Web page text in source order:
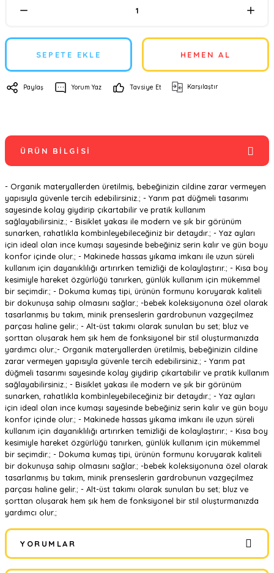
SEPETE EKLE HEMEN AL
Paylaş Yorum Yaz Tavsiye Et Karşılaştır
ÜRÜN BILGISI
- Organik materyallerden üretilmiş, bebeğinizin cildine zarar vermeyen
yapısıyla güvenle tercih edebilirsiniz.; - Yarım pat düğmeli tasarımı
sayesinde kolay giydirip çıkartabilir ve pratik kullanım
sağlayabilirsiniz.; - Bisiklet yakası ile modern ve şık bir görünüm
sunarken, rahatlıkla kombinleyebileceğiniz bir detaydır.; - Yaz ayları
için ideal olan ince kumaşı sayesinde bebeğiniz serin kalır ve gün boyu
konfor içinde olur.; - Makinede hassas yıkama imkanı ile uzun süreli
kullanım için dayanıklılığı artırırken temizliği de kolaylaştırır.; - Kısa boy
kesimiyle hareket özgürlüğü tanırken, günlük kullanım için mükemmel
bir seçimdir.; - Dokuma kumaş tipi, ürünün formunu koruyarak kaliteli
bir dokunuşa sahip olmasını sağlar.; -bebek koleksiyonuna özel olarak
tasarlanmış bu takım, minik prenseslerin gardrobunun vazgeçilmez
parçası haline gelir.; - Alt-üst takımı olarak sunulan bu set; bluz ve
şorttan oluşarak hem şık hem de fonksiyonel bir stil oluşturmanızda
yardımcı olur.;- Organik materyallerden üretilmiş, bebeğinizin cildine
zarar vermeyen yapısıyla güvenle tercih edebilirsiniz.; - Yarım pat
düğmeli tasarımı sayesinde kolay giydirip çıkartabilir ve pratik kullanım
sağlayabilirsiniz.; - Bisiklet yakası ile modern ve şık bir görünüm
sunarken, rahatlıkla kombinleyebileceğiniz bir detaydır.; - Yaz ayları
için ideal olan ince kumaşı sayesinde bebeğiniz serin kalır ve gün boyu
konfor içinde olur.; - Makinede hassas yıkama imkanı ile uzun süreli
kullanım için dayanıklılığı artırırken temizliği de kolaylaştırır.; - Kısa boy
kesimiyle hareket özgürlüğü tanırken, günlük kullanım için mükemmel
bir seçimdir.; - Dokuma kumaş tipi, ürünün formunu koruyarak kaliteli
bir dokunuşa sahip olmasını sağlar.; -bebek koleksiyonuna özel olarak
tasarlanmış bu takım, minik prenseslerin gardrobunun vazgeçilmez
parçası haline gelir.; - Alt-üst takımı olarak sunulan bu set; bluz ve
şorttan oluşarak hem şık hem de fonksiyonel bir stil oluşturmanızda
yardımcı olur.;
YORUMLAR